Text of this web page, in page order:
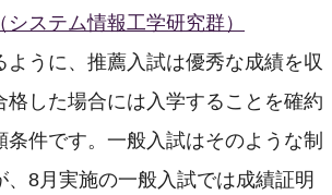
ロボティクス
ステム情報工学研究群）
ように、推薦入試は優秀な成績を収
格した場合には入学することを確約
条件です。一般入試はそのような制
、8月実施の一般入試では成績証明